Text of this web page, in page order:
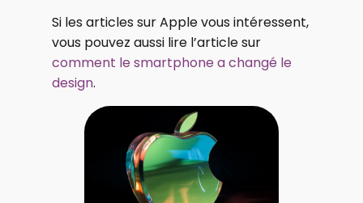
Si les articles sur Apple vous intéressent,
vous pouvez aussi lire l’article sur
comment le smartphone a changé le
design.